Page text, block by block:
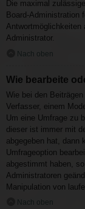
Die maximal
Board-Administration
Antwortmöglichkeiten
Administrator.
Nach oben
Wie bearbeite
Wie bei den
Verfasser, einem
Um eine Umfrage zu
dieser ist immer mit
abgegeben hat, dann
Umfrageoption
abgestimmt haben,
Administratoren
Manipulation von
Nach oben